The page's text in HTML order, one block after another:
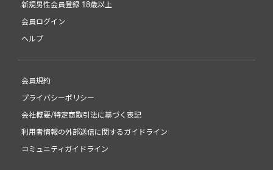
新規男性会員登録 18歳以上
会員ログイン
ヘルプ
会員規約
プライバシーポリシー
会社概要/特定商取引法に基づく表記
利用者情報の外部送信に関するガイドライン
コミュニティガイドライン